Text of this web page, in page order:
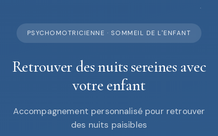
PSYCHOMOTRICIENNE · SOMMEIL DE L'ENFANT
Retrouver des nuits sereines avec
votre enfant
Accompagnement personnalisé pour retrouver
des nuits paisibles